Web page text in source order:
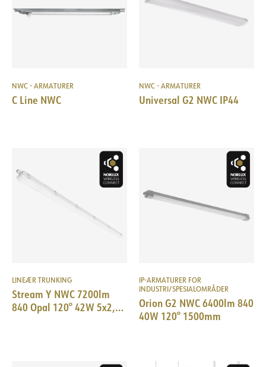
NWC - ARMATURER
C Line NWC
NWC - ARMATURER
Universal G2 NWC IP44
LINEÆR TRUNKING
Stream Y NWC 7200lm
840 Opal 120° 42W 5x2,5
IP-ARMATURER FOR
INDUSTRI/SPESIALOMRÅDER
Orion G2 NWC 6400lm 840
40W 120° 1500mm